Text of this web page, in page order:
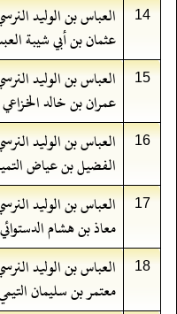
14 العباس بن الوليد
عثمان بن أبي شيبة
15 العباس بن الوليد
عمران بن خالد الخزاعي
16 العباس بن الوليد
الفضيل بن عياض
17 العباس بن الوليد
معاذ بن هشام
18 العباس بن الوليد
معتمر بن سليمان